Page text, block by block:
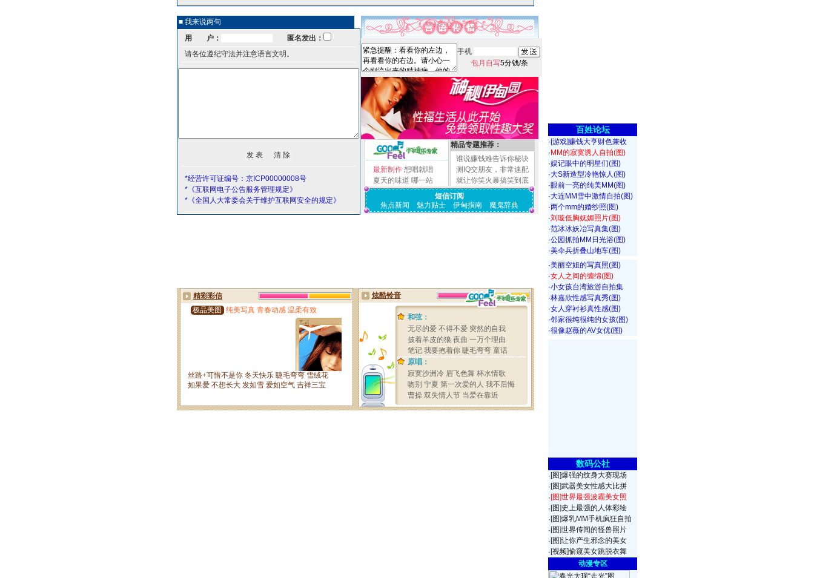
■ 我来说两句
用 户：
匿名发出：
请各位遵纪守法并注意语言文明。
*经营许可证编号：京ICP00000008号
*《互联网电子公告服务管理规定》
*《全国人大常委会关于维护互联网安全的规定》
手机
包月自写5分钱/条
最新制作 想唱就唱
夏天的味道 哪一站
精品专题推荐：
谁说赚钱难告诉你秘诀
测IQ交朋友，非常速配
就让你笑火暴搞笑到底
短信订阅
焦点新闻
魅力贴士 伊甸指南 魔鬼辞典
百姓论坛
· [游戏]赚钱大亨财色兼收
· MM的寂寞诱人自拍(图)
·娱记眼中的明星们(图)
·大S新造型冷艳惊人(图)
·眼前一亮的纯美MM(图)
·大连MM雪中激情自拍(图)
·两个mm的婚纱照(图)
·刘璇低胸妩媚照片(图)
·范冰冰妖冶写真集(图)
·公园抓拍MM日光浴(图)
·美伞兵折叠山地车(图)
·美丽空姐的写真照(图)
·女人之间的缠绵(图)
·小女孩台湾旅游自拍集
·林嘉欣性感写真秀(图)
·女人穿衬衫真性感(图)
·邻家很纯很纯的女孩(图)
·很像赵薇的AV女优(图)
数码公社
· [图]爆强的纹身大赛现场
· [图]武器美女性感大比拼
·[图]世界最强波霸美女照
· [图]史上最强的人体彩绘
· [图]爆乳MM手机疯狂自拍
· [图]世界传闻的怪兽照片
· [图]让你产生邪念的美女
· [视频]偷窥美女跳脱衣舞
动漫专区